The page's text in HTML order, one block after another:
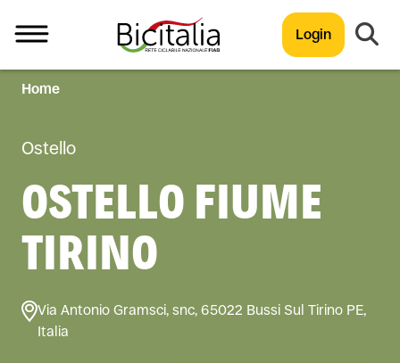
Login
TUTTO
Home
Ostello
OSTELLO FIUME
TIRINO
Via Antonio Gramsci, snc, 65022 Bussi Sul Tirino PE,
Italia